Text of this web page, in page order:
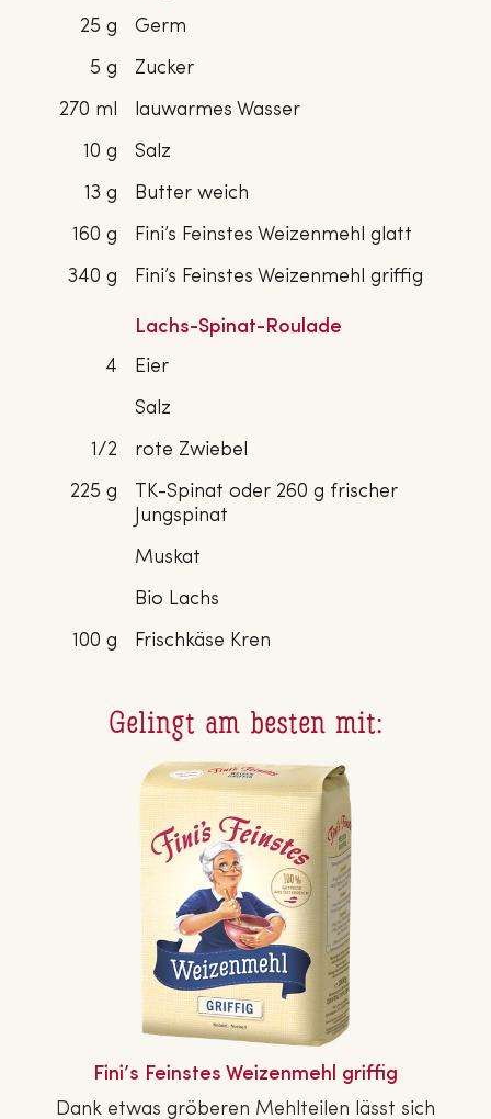
25 g
Germ
5 g
Zucker
270 ml
lauwarmes Wasser
10 g
Salz
13 g
Butter weich
160 g
Fini’s Feinstes Weizenmehl glatt
340 g
Fini’s Feinstes Weizenmehl griffig
Lachs-Spinat-Roulade
4
Eier
Salz
1/2
rote Zwiebel
225 g
TK-Spinat oder 260 g frischer
Jungspinat
Muskat
Bio Lachs
100 g
Frischkäse Kren
Gelingt am besten mit:
Fini’s Feinstes Wei­zen­mehl griffig
Dank etwas gröberen Mehl­tei­len lässt sich